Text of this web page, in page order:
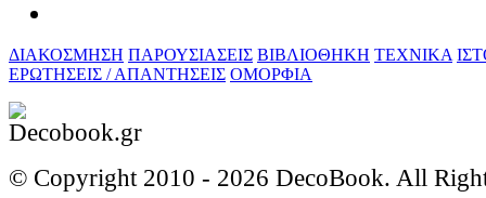
ΔΙΑΚΟΣΜΗΣΗ ΠΑΡΟΥΣΙΑΣΕΙΣ ΒΙΒΛΙΟΘΗΚΗ ΤΕΧΝΙΚΑ
ΕΡΩΤΗΣΕΙΣ / ΑΠΑΝΤΗΣΕΙΣ ΟΜΟΡΦΙΑ
© Copyright 2010 - 2026 DecoBook. All